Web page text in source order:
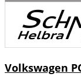
Volkswagen